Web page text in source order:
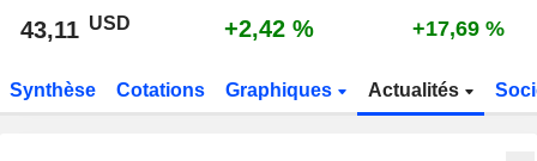
43,11 USD +2,42 % +17,69 %
Synthèse Cotations Graphiques Actualités